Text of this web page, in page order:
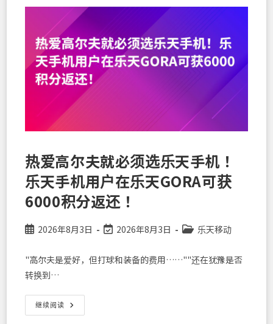
盆
节？
用
Rakuten
Link
与
家
人
「免
费
通
解
之
情
热爱高尔夫就必须选乐天手机！
乐天手机用户在乐天GORA可获
6000积分返还！
Post2026年8月3日
Post
modified:
2026年8月3日
Post乐天移动
"高尔夫是爱好，但打球和装备的费用……""还在犹豫是否
转换到…
继续阅读 热
爱